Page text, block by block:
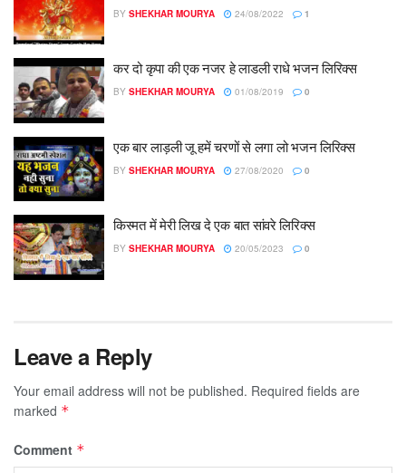
BY SHEKHAR MOURYA 24/08/2022 1
कर दो कृपा की एक नजर हे लाडली राधे भजन लिरिक्स
BY SHEKHAR MOURYA 01/08/2019 0
एक बार लाड़ली जू हमें चरणों से लगा लो भजन लिरिक्स
BY SHEKHAR MOURYA 27/08/2020 0
किस्मत में मेरी लिख दे एक बात सांवरे लिरिक्स
BY SHEKHAR MOURYA 20/05/2023 0
Leave a Reply
Your email address will not be published. Required fields are
marked *
Comment *